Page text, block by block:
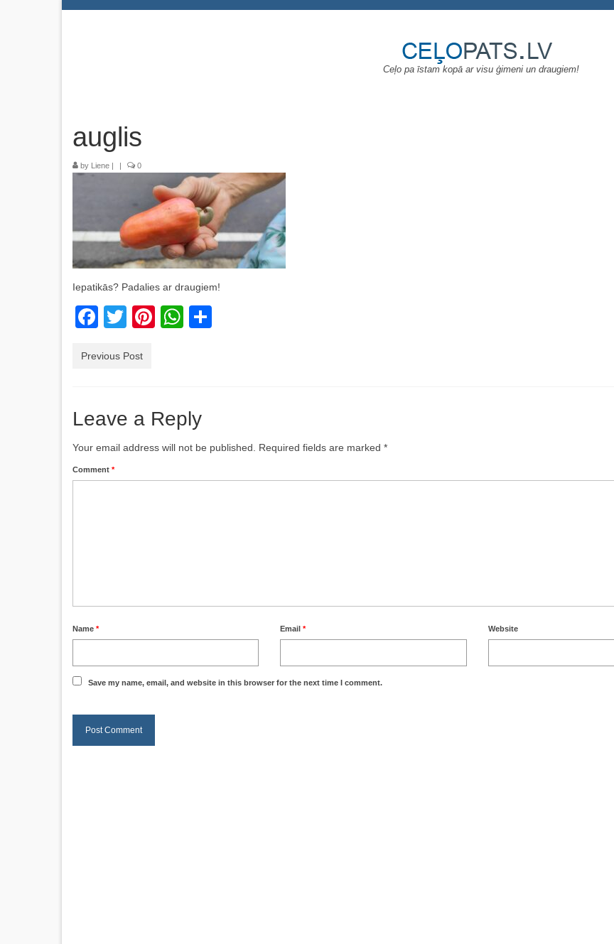
Ceļo pa īstam kopā ar visu ģimeni un draugiem!
auglis
by Liene | | 0
Iepatikās? Padalies ar draugiem!
Facebook
TwitterPinterest
WhatsApp
Previous Post
Leave a Reply
Your email address will not be published. Required fields are marked *
Comment *
Name * Email* Website
Save my name, email, and website in this browser for the next time I comment.